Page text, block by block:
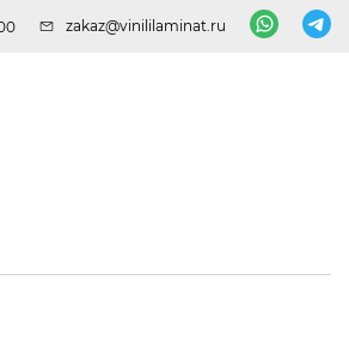
zakaz@vinililaminat.ru